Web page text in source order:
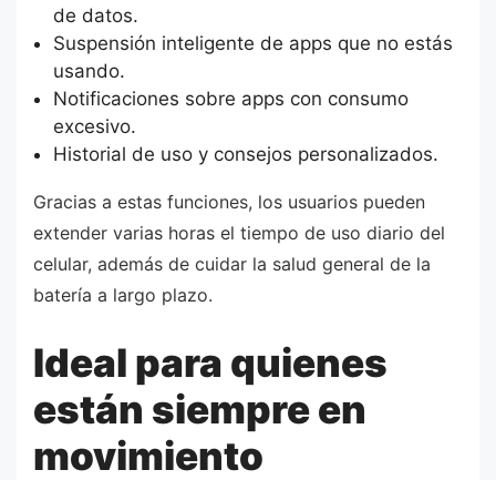
de datos.
Suspensión inteligente de apps que no estás
usando.
Notificaciones sobre apps con consumo
excesivo.
Historial de uso y consejos personalizados.
Gracias a estas funciones, los usuarios pueden
extender varias horas el tiempo de uso diario del
celular, además de cuidar la salud general de la
batería a largo plazo.
Ideal para quienes
están siempre en
movimiento